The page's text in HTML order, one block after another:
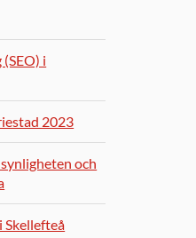
i
2023
och
Skellefteå